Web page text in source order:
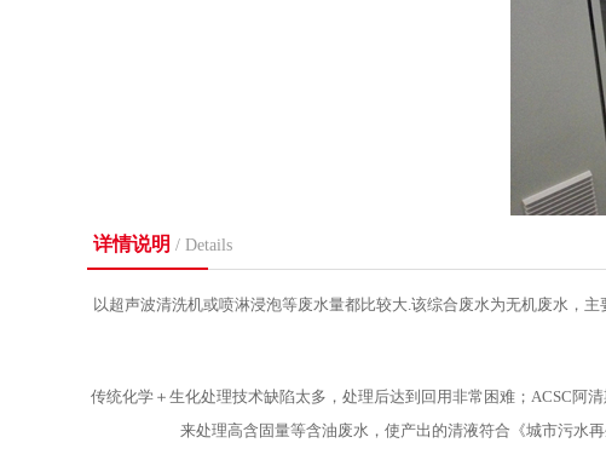
详情说明 / Details
以超声波清洗机或喷淋浸泡等废水量都比较大.该综合废水为无机废水，
传统化学＋生化处理技术缺陷太多，处理后达到回用非常困难；ACSC阿
来处理高含固量等含油废水，使产出的清液符合《城市污水